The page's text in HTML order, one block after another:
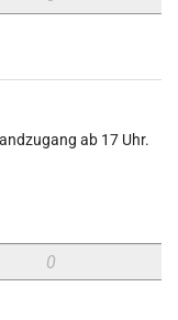
ab 17 Uhr.